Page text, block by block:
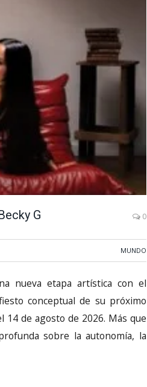
G 0
MUNDO
nueva etapa artística con el
conceptual de su próximo
de agosto de 2026. Más que
sobre la autonomía, la